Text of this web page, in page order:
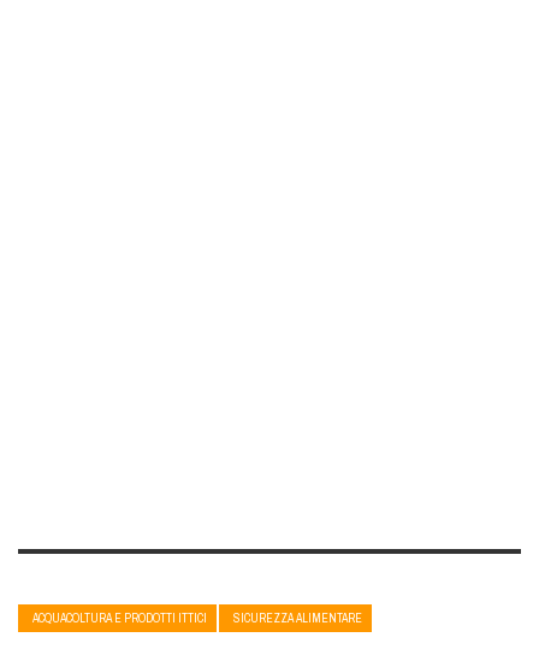
ACQUACOLTURA E PRODOTTI ITTICI SICUREZZA ALIMENTARE